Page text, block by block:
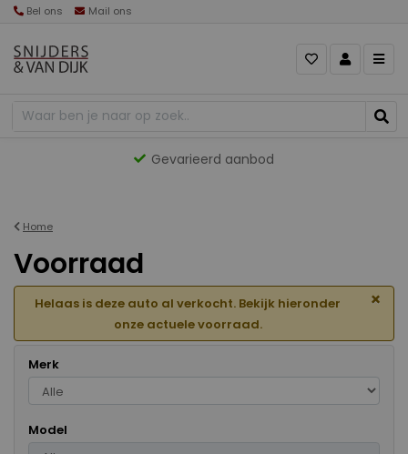
Bel ons Mail ons
Gevarieerd aanbod
Home
Voorraad
Helaas is deze auto al verkocht. Bekijk hieronder
onze actuele voorraad.
×
Merk
Model